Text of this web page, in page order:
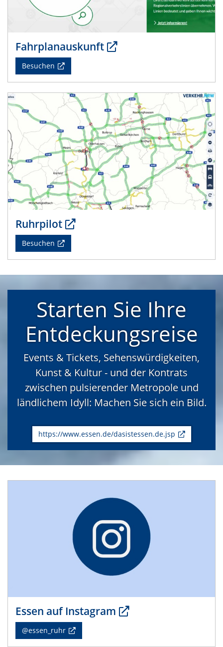
Fahrplanauskunft
Besuchen
Ruhrpilot
Besuchen
Starten Sie Ihre
Entdeckungsreise
Events & Tickets, Sehenswürdigkeiten,
Kunst & Kultur - und der Kontrats
zwischen pulsierender Metropole und
ländlichem Idyll: Machen Sie sich ein Bild.
https://www.essen.de/dasistessen.de.jsp
Essen auf Instagram
@essen_ruhr